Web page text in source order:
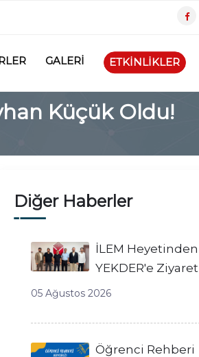
GALERİ ETKİNLİKLER
Küçük Oldu!
Diğer Haberler
İLEM Heyetinden
YEKDER'e Ziyaret
05 Ağustos 2026
Öğrenci Rehberi